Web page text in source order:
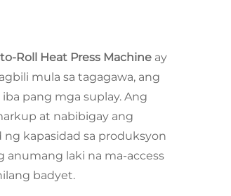
Roll Heat Press Machine ay
mula sa tagagawa, ang
pang mga suplay. Ang
at nabibigay ang
kapasidad sa produksyon
anumang laki na ma-access
badyet.